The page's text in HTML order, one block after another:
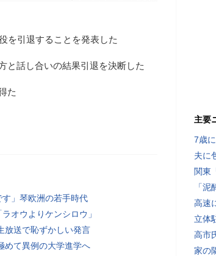
を引退することを発表した
と話し合いの結果引退を決断した
た
す」琴欧洲の若手時代
オウよりケンシロウ」
放送で恥ずかしい発言
めて異例の大学進学へ
主要
7歳
夫に
関東
「
高速
立体
高市
家の